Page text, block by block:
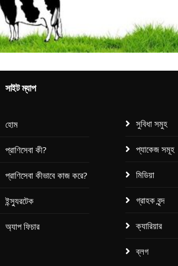
সাইট ম্যাপ
হোম
প্রাণিসেবা কী?
প্রাণিসেবা কীভাবে কাজ করে?
ইন্স্যুরটেক
অ্যাপ ফিচার
সুবিধা সমুহ
প্যাকেজ সমূহ​
মিডিয়া
গ্রাহক বৃন্দ
ক্যারিয়ার
ব্লগ